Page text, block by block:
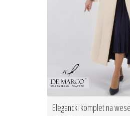
Elegancki komplet na